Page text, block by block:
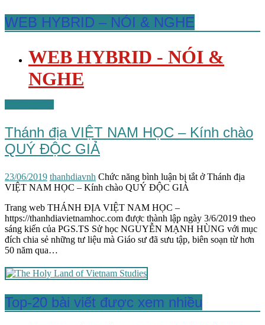
WEB HYBRID – NÓI & NGHE
WEB HYBRID - NÓI &
NGHE
Thánh địa VIỆT NAM HỌC – Kính chào
QUÝ ĐỘC GIẢ
23/06/2019 thanhdiavnh Chức năng bình luận bị tắt ở Thánh địa
VIỆT NAM HỌC – Kính chào QUÝ ĐỘC GIẢ
Trang web THÁNH ĐỊA VIỆT NAM HỌC –
https://thanhdiavietnamhoc.com được thành lập ngày 3/6/2019 theo
sáng kiến của PGS.TS Sử học NGUYỄN MẠNH HÙNG với mục
đích chia sẻ những tư liệu mà Giáo sư đã sưu tập, biên soạn từ hơn
50 năm qua…
Top-20 bài viết được xem nhiều